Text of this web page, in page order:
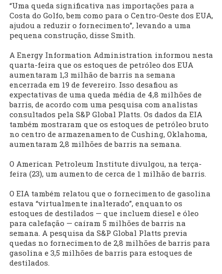
“Uma queda significativa nas importações para a
Costa do Golfo, bem como para o Centro-Oeste dos EUA,
ajudou a reduzir o fornecimento”, levando a uma
pequena construção, disse Smith.
A Energy Information Administration informou nesta
quarta-feira que os estoques de petróleo dos EUA
aumentaram 1,3 milhão de barris na semana
encerrada em 19 de fevereiro. Isso desafiou as
expectativas de uma queda média de 4,8 milhões de
barris, de acordo com uma pesquisa com analistas
consultados pela S&P Global Platts. Os dados da EIA
também mostraram que os estoques de petróleo bruto
no centro de armazenamento de Cushing, Oklahoma,
aumentaram 2,8 milhões de barris na semana.
O American Petroleum Institute divulgou, na terça-
feira (23), um aumento de cerca de 1 milhão de barris.
O EIA também relatou que o fornecimento de gasolina
estava “virtualmente inalterado”, enquanto os
estoques de destilados — que incluem diesel e óleo
para calefação — caíram 5 milhões de barris na
semana. A pesquisa da S&P Global Platts previa
quedas no fornecimento de 2,8 milhões de barris para
gasolina e 3,5 milhões de barris para estoques de
destilados.